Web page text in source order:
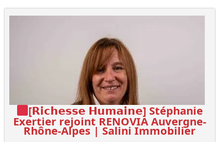
[𝗥𝗶𝗰𝗵𝗲𝘀𝘀𝗲 𝗛𝘂𝗺𝗮𝗶𝗻𝗲] Stéphanie
Exertier rejoint RENOVIA Auvergne-
Rhône-Alpes | Salini Immobilier